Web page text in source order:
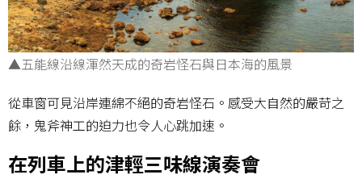
▲五能線沿線渾然天成的奇岩怪石與日本海的風景
從車窗可見沿岸連綿不絕的奇岩怪石。感受大自然的嚴苛之
餘，鬼斧神工的迫力也令人心跳加速。
在列車上的津輕三味線演奏會